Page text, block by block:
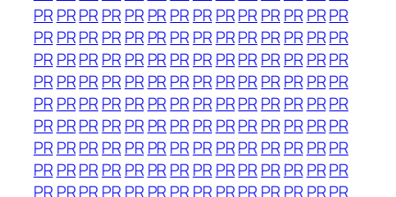
PRPRPRPRPR PRPRPRPRPRPRPR PRPR
PRPRPRPRPR PRPRPRPRPRPRPR PRPR
PRPRPRPRPR PRPRPRPRPRPRPR PRPR
PRPRPRPRPR PRPRPRPRPRPRPR PRPR
PRPRPRPRPR PRPRPRPRPRPRPR PRPR
PRPRPRPRPR PRPRPRPRPRPRPR PRPR
PRPRPRPRPR PRPRPRPRPRPRPR PRPR
PRPRPRPRPR PRPRPRPRPRPRPR PRPR
PRPRPRPRPR PRPRPRPRPRPRPR PRPR